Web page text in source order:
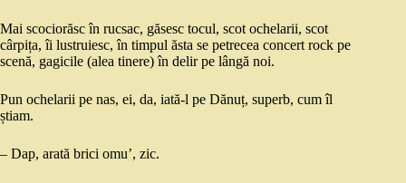
Mai scociorăsc în rucsac, găsesc tocul, scot ochelarii, scot
cârpița, îi lustruiesc, în timpul ăsta se petrecea concert rock pe
scenă, gagicile (alea tinere) în delir pe lângă noi.
Pun ochelarii pe nas, ei, da, iată-l pe Dănuț, superb, cum îl
știam.
– Dap, arată brici omu’, zic.